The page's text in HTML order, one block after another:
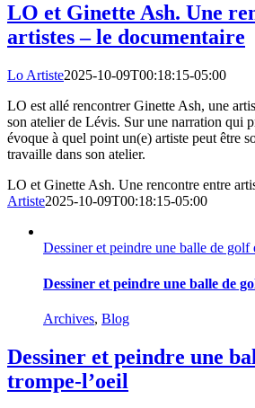
LO et Ginette Ash. Une
artistes – le documentaire
Lo Artiste2025-10-09T00:18:15-05:00
LO est allé rencontrer Ginette Ash, une
son atelier de Lévis. Sur une narration qui
évoque à quel point un(e) artiste peut être
travaille dans son atelier.
LO et Ginette Ash. Une rencontre entre
Artiste2025-10-09T00:18:15-05:00
Dessiner et peindre une balle de golf
Dessiner et peindre une balle de
Archives, Blog
Dessiner et peindre une
trompe-l’oeil